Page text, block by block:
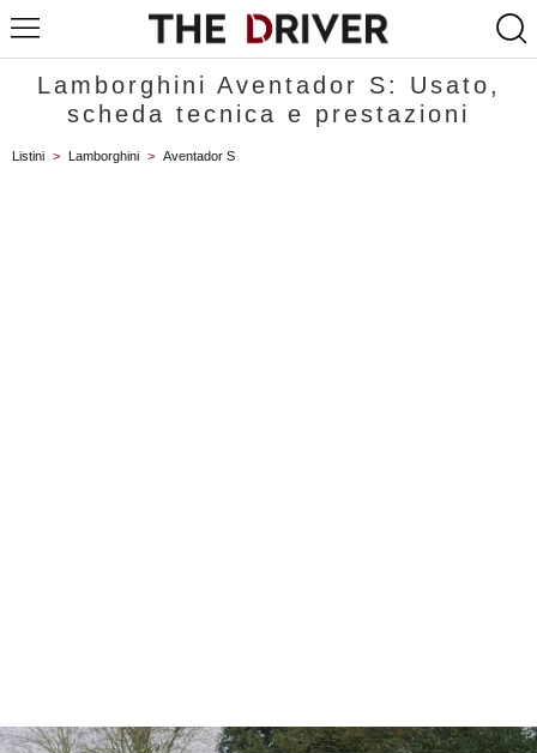
Lamborghini Aventador S: Usato,
scheda tecnica e prestazioni
Listini > Lamborghini > Aventador S